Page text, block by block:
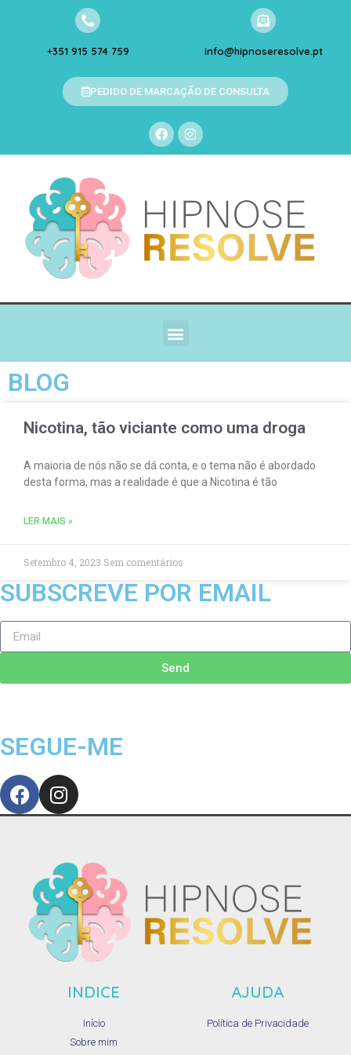
+351 915 574 759 info@hipnoseresolve.pt
PEDIDO DE MARCAÇÃO DE CONSULTA
BLOG
Nicotina, tão viciante como uma droga
A maioria de nós não se dá conta, e o tema não é abordado
desta forma, mas a realidade é que a Nicotina é tão
LER MAIS »
Setembro 4, 2023 Sem comentários
SUBSCREVE POR EMAIL
Send
SEGUE-ME
INDICE
Início
Sobre mim
AJUDA
Política de Privacidade